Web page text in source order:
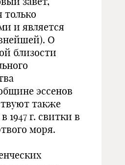
только
и является
О
близости
эссенов
также
1947 г. свитки в
моря.